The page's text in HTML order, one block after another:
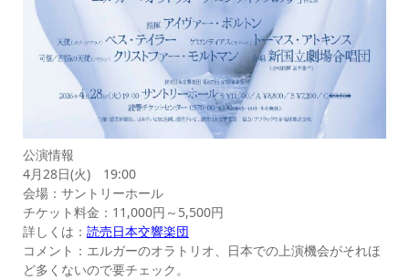
公演情報
4月28日(火) 19:00
会場：サントリーホール
チケット料金：11,000円～5,500円
詳しくは： 読売日本交響楽団
コメント：エルガーのオラトリオ、日本での上演機会がそれほ
ど多くないので要チェック。